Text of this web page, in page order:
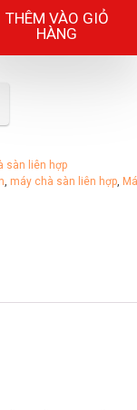
THÊM VÀO GIỎ
HÀNG
sàn liên hợp
, máy chà sàn liên hợp,